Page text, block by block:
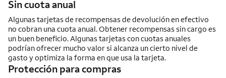
Sin cuota anual
Algunas tarjetas de recompensas de devolución en efectivo
no cobran una cuota anual. Obtener recompensas sin cargo es
un buen beneficio. Algunas tarjetas con cuotas anuales
podrían ofrecer mucho valor si alcanza un cierto nivel de
gasto y optimiza la forma en que usa la tarjeta.
Protección para compras